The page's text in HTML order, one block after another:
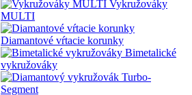
Vykružováky
MULTI
Diamantové vŕtacie korunky
Bimetalické
vykružováky